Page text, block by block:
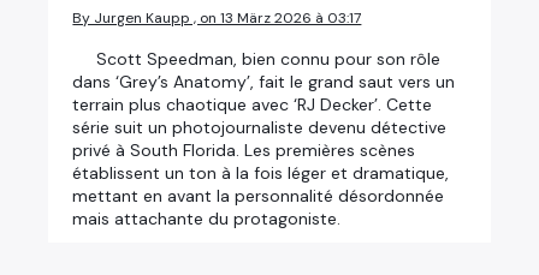
By Jurgen Kaupp , on 13 März 2026 à 03:17
Scott Speedman, bien connu pour son rôle
dans ‘Grey’s Anatomy’, fait le grand saut vers un
terrain plus chaotique avec ‘RJ Decker’. Cette
série suit un photojournaliste devenu détective
privé à South Florida. Les premières scènes
établissent un ton à la fois léger et dramatique,
mettant en avant la personnalité désordonnée
mais attachante du protagoniste.